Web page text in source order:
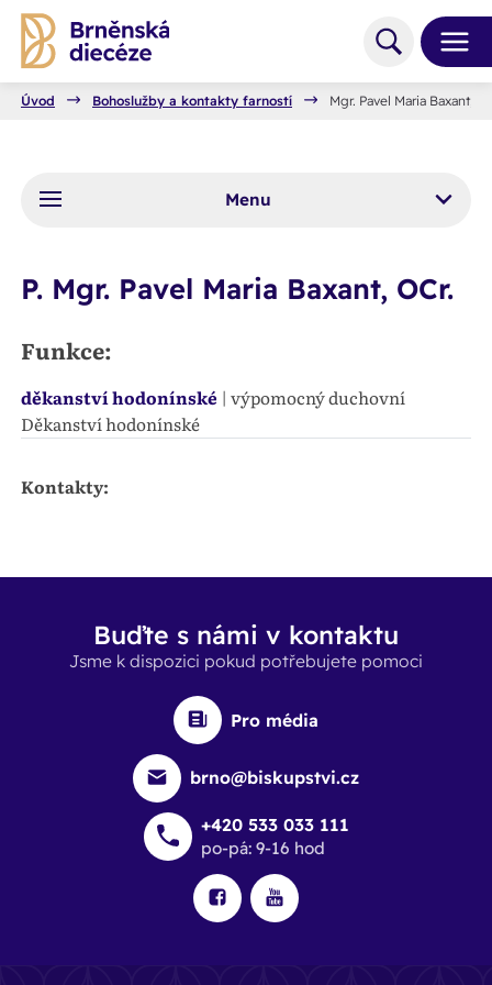
Úvod Bohoslužby a kontakty farností Mgr. Pavel Maria Baxant,
Menu
P. Mgr. Pavel Maria Baxant, OCr.
Funkce:
děkanství hodonínské | výpomocný duchovní
Děkanství hodonínské
Kontakty:
Buďte s námi v kontaktu
Jsme k dispozici pokud potřebujete pomoci
Pro média
brno@biskupstvi.cz
+420 533 033 111
po-pá: 9-16 hod